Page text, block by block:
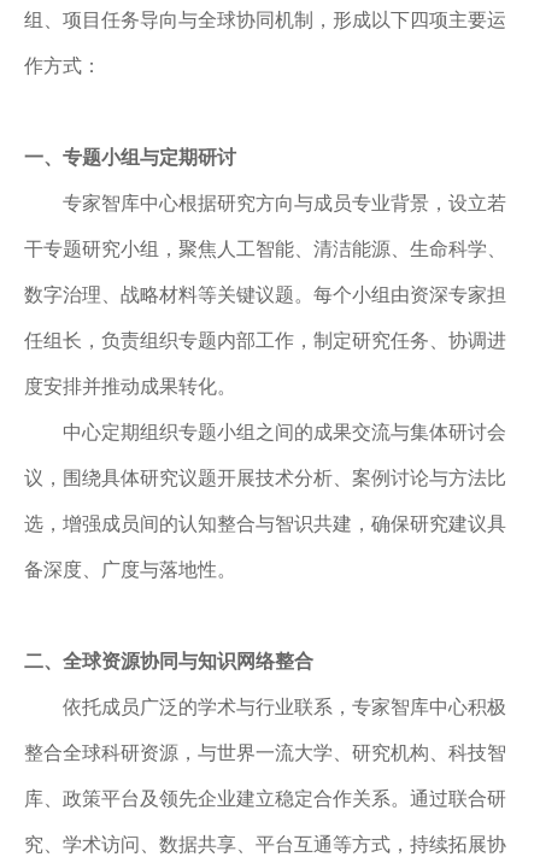
组、项目任务导向与全球协同机制，形成以下四项主要运
作方式：
一、 专题小组与定期研讨
专家智库中心根据研究方向与成员专业背景，设立若
干专题研究小组，聚焦人工智能、清洁能源、生命科学、
数字治理、战略材料等关键议题。每个小组由资深专家担
任组长，负责组织专题内部工作，制定研究任务、协调进
度安排并推动成果转化。
中心定期组织专题小组之间的成果交流与集体研讨会
议，围绕具体研究议题开展技术分析、案例讨论与方法比
选，增强成员间的认知整合与智识共建，确保研究建议具
备深度、广度与落地性。
二、 全球资源协同与知识网络整合
依托成员广泛的学术与行业联系，专家智库中心积极
整合全球科研资源，与世界一流大学、研究机构、科技智
库、政策平台及领先企业建立稳定合作关系。通过联合研
究、学术访问、数据共享、平台互通等方式，持续拓展协